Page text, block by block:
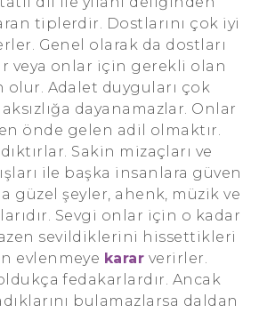
tiplerdir. Dostlarını çok iyi
Genel olarak da dostları
veya onlar için gerekli olan
olur. Adalet duyguları çok
dayanamazlar. Onlar
önde gelen adil olmaktır.
Sakin mizaçları ve
ile başka insanlara güven
güzel şeyler, ahenk, müzik ve
Sevgi onlar için o kadar
sevildiklerini hissettikleri
evlenmeye karar verirler.
fedakarlardır. Ancak
bulamazlarsa daldan